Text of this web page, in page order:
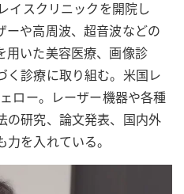
イスクリニックを開院し
ーや高周波、超音波などの
用いた美容医療、画像診
く診療に取り組む。米国レ
ロー。レーザー機器や各種
の研究、論文発表、国内外
を入れている。